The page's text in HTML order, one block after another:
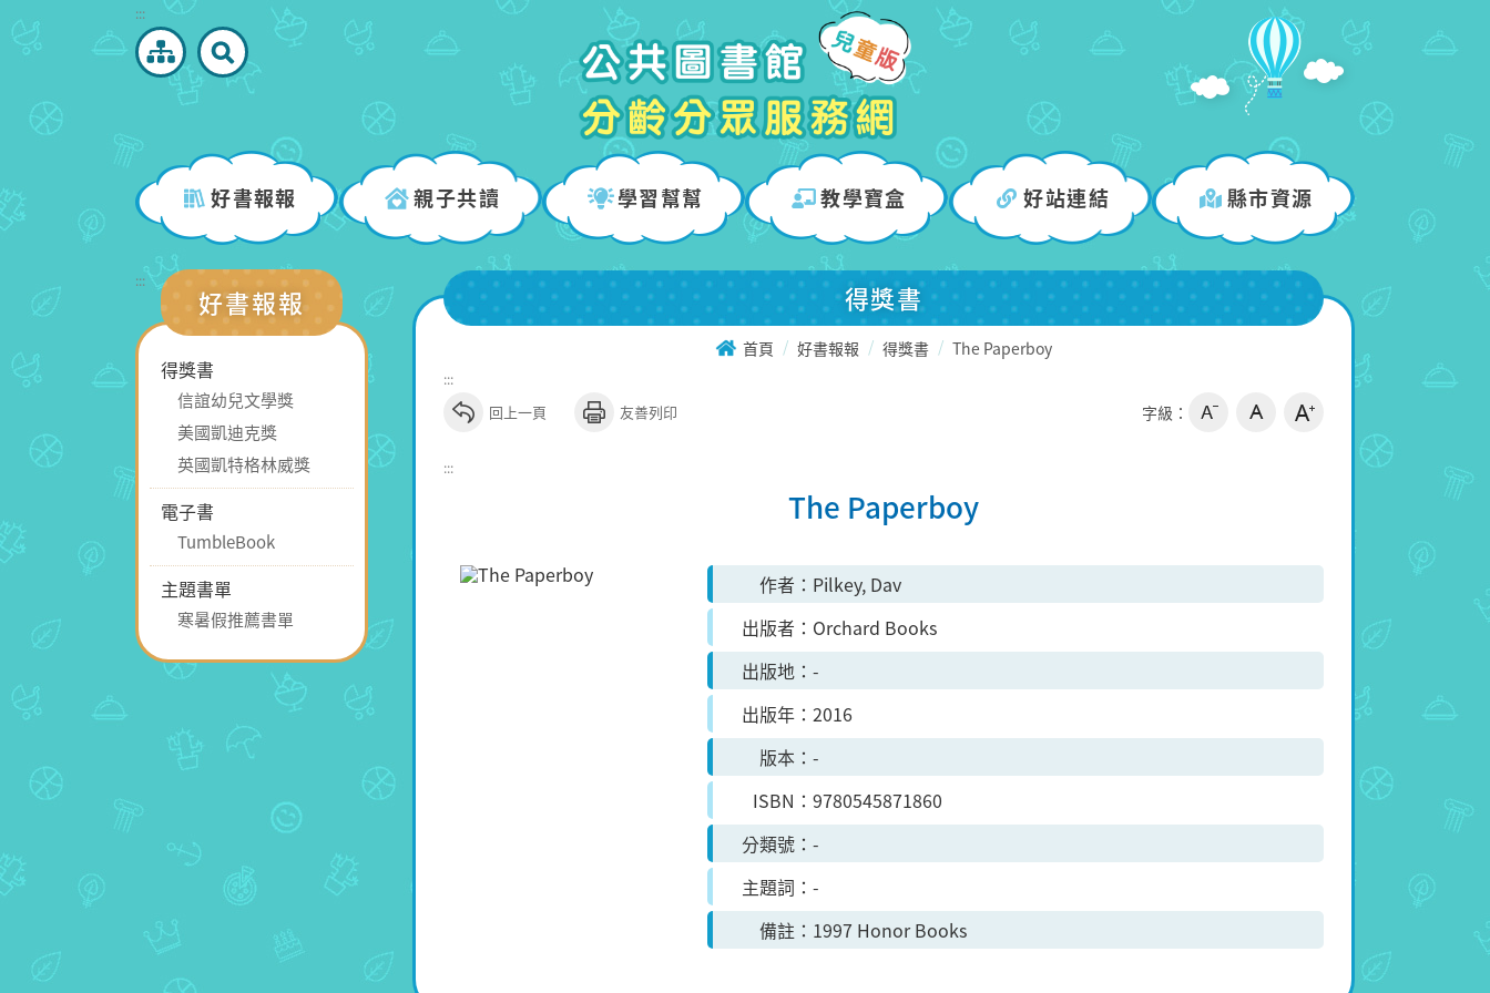
到
塊
:::
好書報報 親子共讀 學習幫幫 教學寶盒 好站連結 縣市資源
:::
好書報報
得獎書
信誼幼兒文學獎
美國凱迪克獎
英國凱特格林威獎
電子書
TumbleBook
主題書單
寒暑假推薦書單
得獎書
首頁 好書報報 得獎書 The Paperboy
:::
回上一頁 友善列印 字級：
:::
The Paperboy
作者
Pilkey, Dav
出版者
Orchard Books
出版地
-
出版年
2016
版本
-
ISBN
9780545871860
分類號
-
主題詞
-
備註
1997 Honor Books